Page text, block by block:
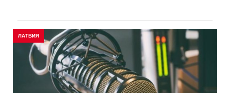
ЛАТВИЯ